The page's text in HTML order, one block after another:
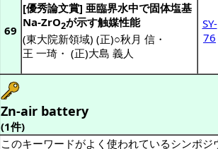
69
[優秀論文賞] 亜臨界水中で固体塩基
Na-ZrO2が示す触媒性能
(東大院新領域) (正)○秋月 信 ・
王 一琦 ・ (正)大島 義人
SY-
76
Zn-air battery
(1件)
このキーワードがよく使われているシンポ